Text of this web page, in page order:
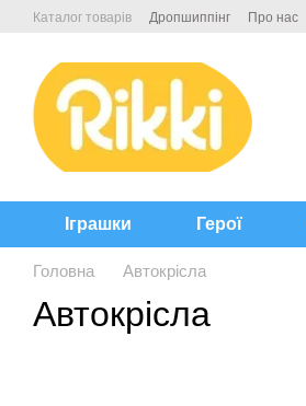
Перейти до основного контенту
Каталог товарів Дропшиппінг Про нас
Іграшки Герої
Головна Автокрісла
Автокрісла